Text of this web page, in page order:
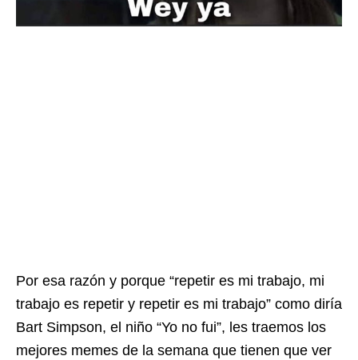
Por esa razón y porque “repetir es mi trabajo, mi
trabajo es repetir y repetir es mi trabajo” como diría
Bart Simpson, el niño “Yo no fui”, les traemos los
mejores memes de la semana que tienen que ver